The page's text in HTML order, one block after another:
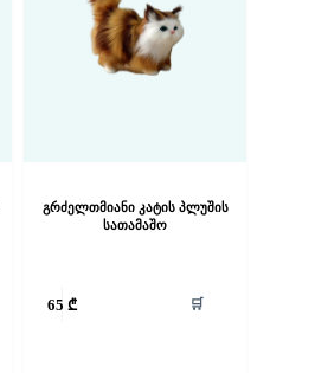
გრძელთმიანი კატის პლუშის
სათამაშო
65 ₾ 🛒